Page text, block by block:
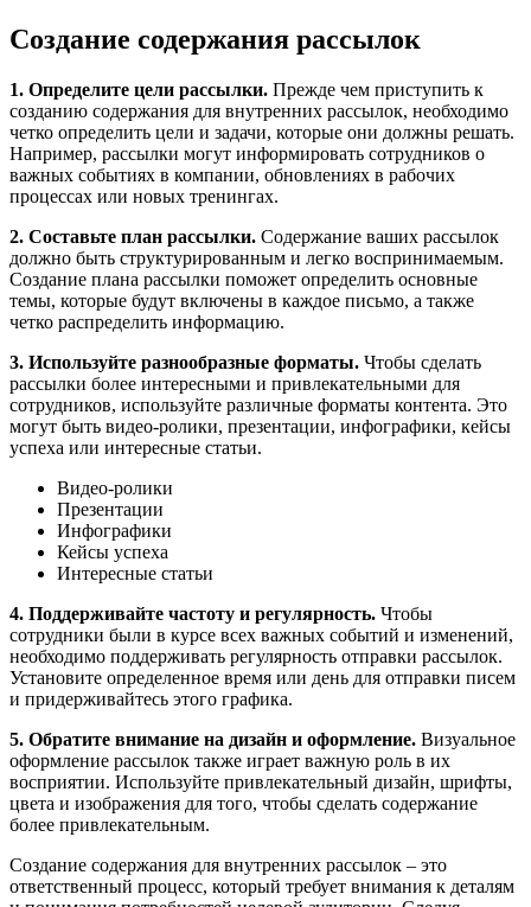
Создание содержания рассылок
1. Определите цели рассылки. Прежде чем приступить к
созданию содержания для внутренних рассылок, необходимо
четко определить цели и задачи, которые они должны решать.
Например, рассылки могут информировать сотрудников о
важных событиях в компании, обновлениях в рабочих
процессах или новых тренингах.
2. Составьте план рассылки. Содержание ваших рассылок
должно быть структурированным и легко воспринимаемым.
Создание плана рассылки поможет определить основные
темы, которые будут включены в каждое письмо, а также
четко распределить информацию.
3. Используйте разнообразные форматы. Чтобы сделать
рассылки более интересными и привлекательными для
сотрудников, используйте различные форматы контента. Это
могут быть видео-ролики, презентации, инфографики, кейсы
успеха или интересные статьи.
Видео-ролики
Презентации
Инфографики
Кейсы успеха
Интересные статьи
4. Поддерживайте частоту и регулярность. Чтобы
сотрудники были в курсе всех важных событий и изменений,
необходимо поддерживать регулярность отправки рассылок.
Установите определенное время или день для отправки писем
и придерживайтесь этого графика.
5. Обратите внимание на дизайн и оформление. Визуальное
оформление рассылок также играет важную роль в их
восприятии. Используйте привлекательный дизайн, шрифты,
цвета и изображения для того, чтобы сделать содержание
более привлекательным.
Создание содержания для внутренних рассылок – это
ответственный процесс, который требует внимания к деталям